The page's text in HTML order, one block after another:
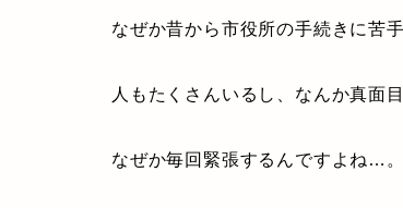
なぜか昔から市役所の手続きに苦
人もたくさんいるし、なんか真面
なぜか毎回緊張するんですよね…。